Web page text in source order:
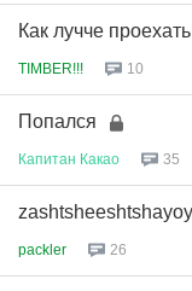
Как лучче
TIMBER!!! 10
Попался
Капитан Какао 35
packler 26